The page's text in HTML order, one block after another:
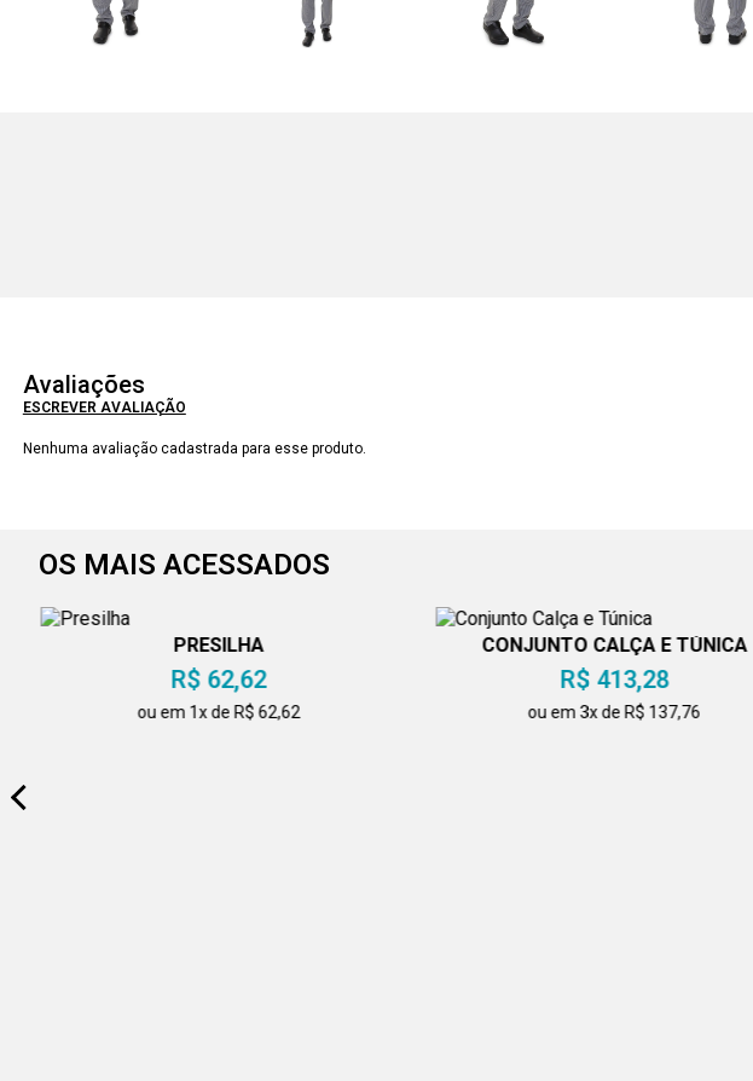
Avaliações
ESCREVER AVALIAÇÃO
Nenhuma avaliação cadastrada para esse produto.
OS MAIS ACESSADOS
PRESILHA
R$ 62,62
ou em 1x de R$ 62,62
CONJUNTO CALÇA E TÚNICA
R$ 413,28
ou em 3x de R$ 137,76